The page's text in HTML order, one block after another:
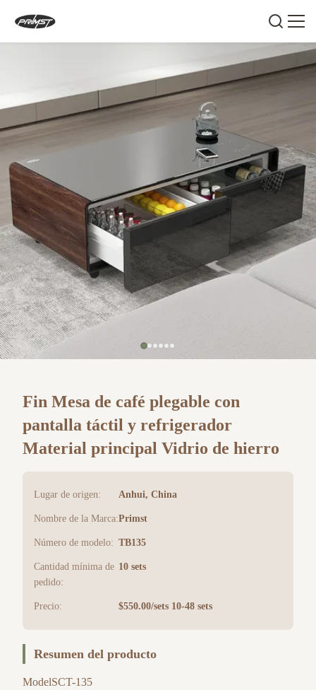
Fin Mesa de café plegable con
pantalla táctil y refrigerador
Material principal Vidrio de hierro
Lugar de origen: Anhui, China
Nombre de la Marca:Primst
Número de modelo: TB135
Cantidad mínima de
pedido:
10 sets
Precio: $550.00/sets 10-48 sets
Resumen del producto
ModelSCT-135